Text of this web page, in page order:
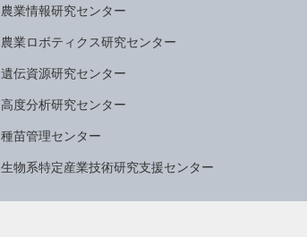
農業情報研究センター
農業ロボティクス研究センター
遺伝資源研究センター
高度分析研究センター
種苗管理センター
生物系特定産業技術研究支援センター